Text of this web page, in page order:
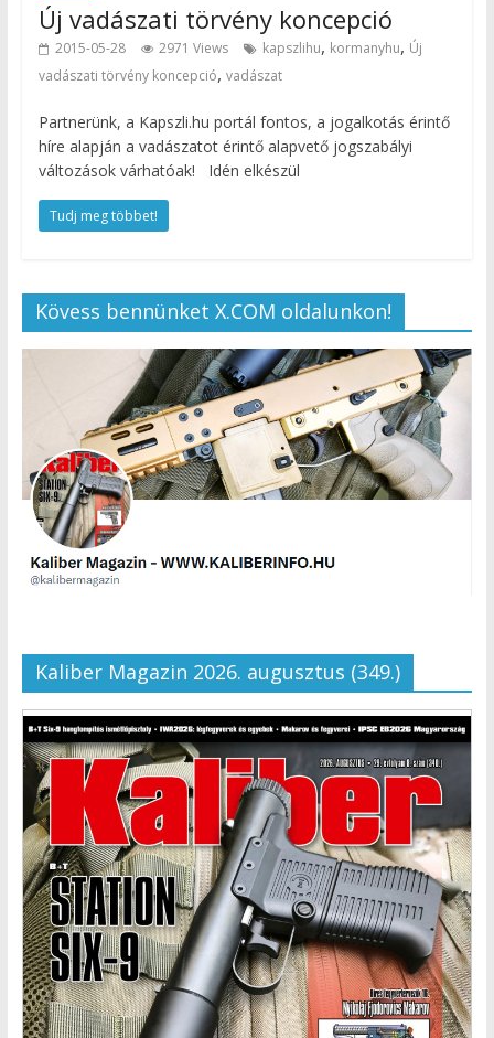
Új vadászati törvény koncepció
2015-05-28 2971 Views kapszlihu, kormanyhu, Új
vadászati törvény koncepció, vadászat
Partnerünk, a Kapszli.hu portál fontos, a jogalkotás érintő
híre alapján a vadászatot érintő alapvető jogszabályi
változások várhatóak! Idén elkészül
Tudj meg többet!
Kövess bennünket X.COM oldalunkon!
Kaliber Magazin 2026. augusztus (349.)